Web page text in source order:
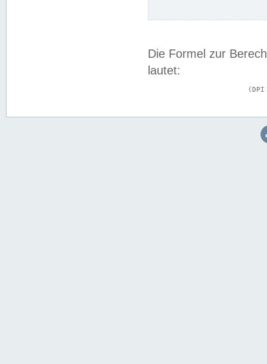
Die Formel zur
lautet: